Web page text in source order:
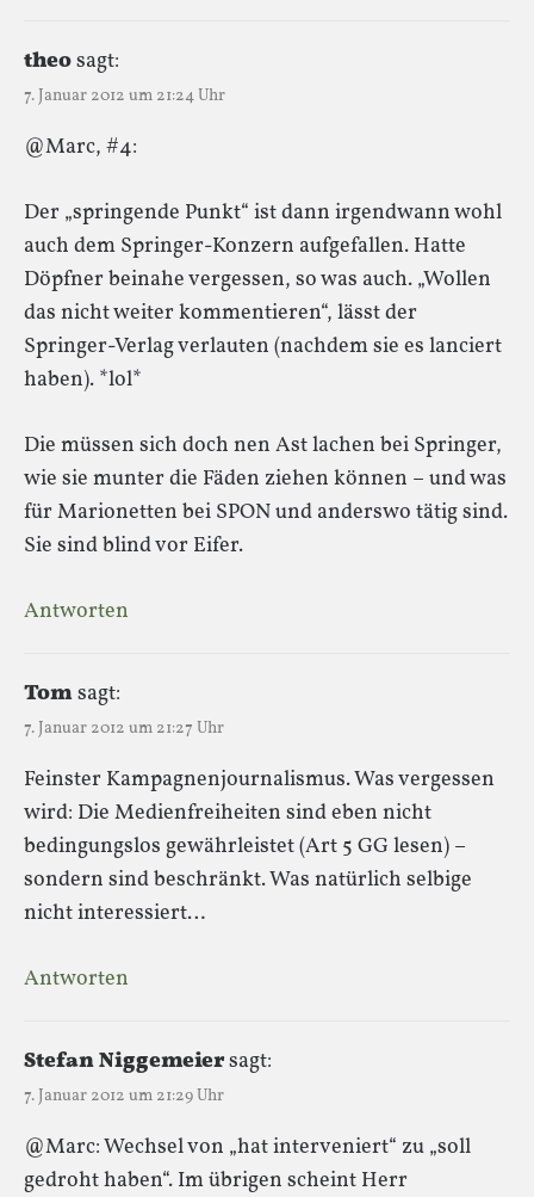
theosagt:
7. Januar 2012 um 21:24 Uhr
@Marc, #4:
Der „springende Punkt“ ist dann irgendwann wohl
auch dem Springer-Konzern aufgefallen. Hatte
Döpfner beinahe vergessen, so was auch. „Wollen
das nicht weiter kommentieren“, lässt der
Springer-Verlag verlauten (nachdem sie es lanciert
haben). *lol*
Die müssen sich doch nen Ast lachen bei Springer,
wie sie munter die Fäden ziehen können – und was
für Marionetten bei SPON und anderswo tätig sind.
Sie sind blind vor Eifer.
Antworten
Tomsagt:
7. Januar 2012 um 21:27 Uhr
Feinster Kampagnenjournalismus. Was vergessen
wird: Die Medienfreiheiten sind eben nicht
bedingungslos gewährleistet (Art 5 GG lesen) –
sondern sind beschränkt. Was natürlich selbige
nicht interessiert…
Antworten
Stefan Niggemeiersagt:
7. Januar 2012 um 21:29 Uhr
@Marc: Wechsel von „hat interveniert“ zu „soll
gedroht haben“. Im übrigen scheint Herr